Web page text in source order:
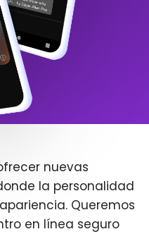
nuevas
la personalidad
Queremos
en línea seguro